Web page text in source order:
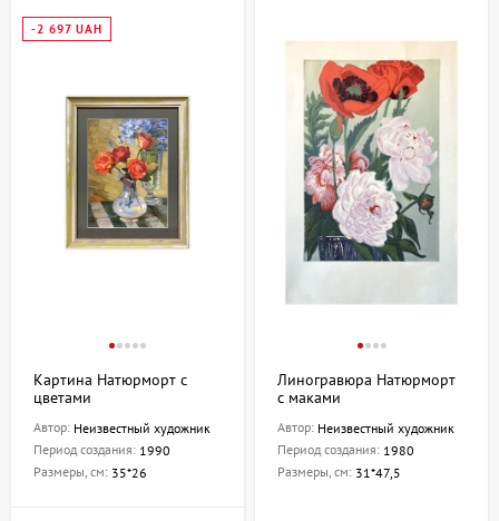
-2 697 UAH
Картина Натюрморт с
цветами
Автор: Неизвестный художник
Период создания: 1990
Размеры, см: 35*26
Линогравюра Натюрморт
с маками
Автор: Неизвестный художник
Период создания: 1980
Размеры, см: 31*47,5